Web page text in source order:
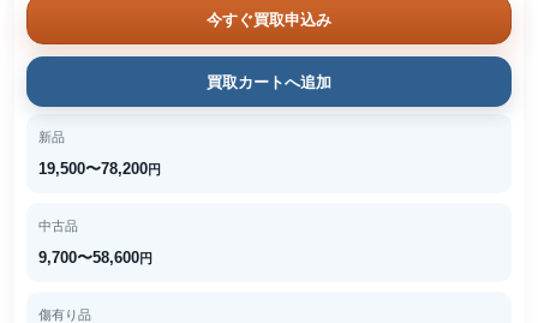
今すぐ買取申込み
買取カートへ追加
新品
19,500〜78,200円
中古品
9,700〜58,600円
傷有り品